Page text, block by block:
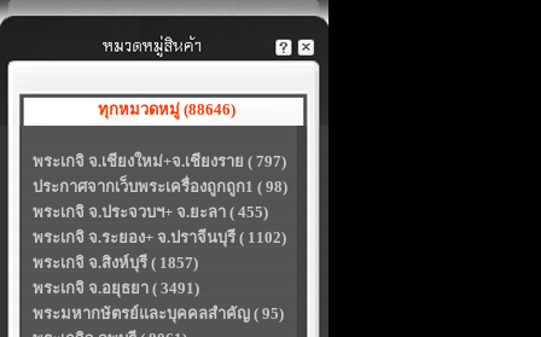
ทุกหมวดหมู่ (88646)
พระเกจิ จ.เชียงใหม่+จ.เชียงราย ( 797)
ประกาศจากเว็บพระเครื่องถูกถูก1 ( 98)
พระเกจิ จ.ประจวบฯ+ จ.ยะลา ( 455)
พระเกจิ จ.ระยอง+ จ.ปราจีนบุรี ( 1102)
พระเกจิ จ.สิงห์บุรี ( 1857)
พระเกจิ จ.อยุธยา ( 3491)
พระมหากษัตรย์และบุคคลสำคัญ ( 95)